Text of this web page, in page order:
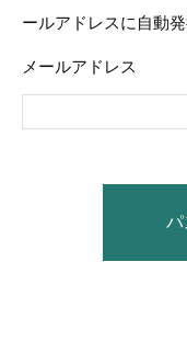
ールアドレスに自動
メールアドレス